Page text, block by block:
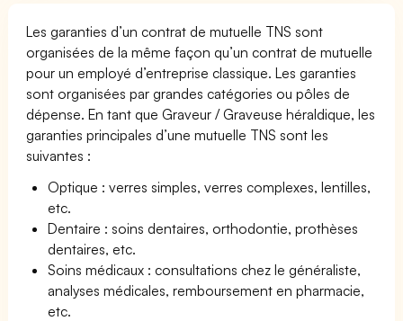
Les garanties d’un contrat de mutuelle TNS sont
organisées de la même façon qu’un contrat de mutuelle
pour un employé d’entreprise classique. Les garanties
sont organisées par grandes catégories ou pôles de
dépense. En tant que Graveur / Graveuse héraldique, les
garanties principales d’une mutuelle TNS sont les
suivantes :
Optique : verres simples, verres complexes, lentilles,
etc.
Dentaire : soins dentaires, orthodontie, prothèses
dentaires, etc.
Soins médicaux : consultations chez le généraliste,
analyses médicales, remboursement en pharmacie,
etc.